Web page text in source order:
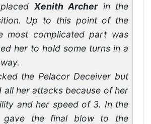
Xenith Archerin the
Up to this point of the
most complicated part was
her to hold some turns in a
the Pelacor Deceiver but
all her attacks because of her
and her speed of 3. In the
gave the final blow to the